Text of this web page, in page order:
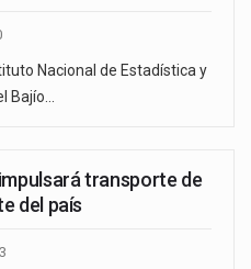
Nacional de Estadística y
Bajío…
transporte de
del país